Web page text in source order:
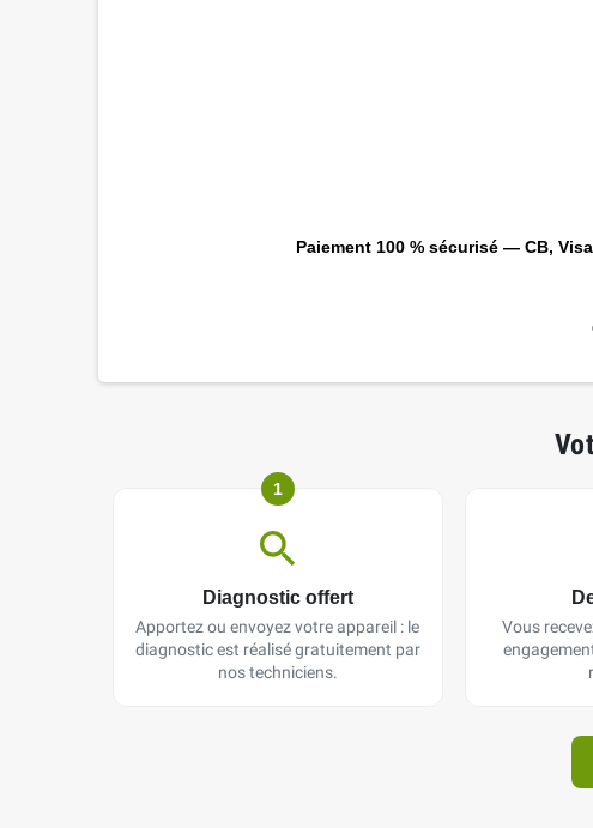
Paiement 100 % sécurisé — CB,
1
Diagnostic offert
Apportez ou envoyez votre appareil : le
diagnostic est réalisé gratuitement par
nos techniciens.
Vous